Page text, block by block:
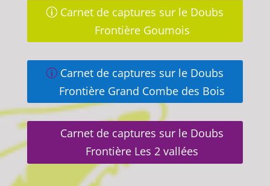
Carnet de captures sur le Doubs
Frontière Goumois
Carnet de captures sur le Doubs
Frontière Grand Combe des Bois
Carnet de captures sur le Doubs
Frontière Les 2 vallées